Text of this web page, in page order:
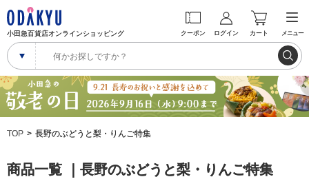
小田急百貨店オンラインショッピング クーポン ログイン カート メニュー
TOP 長野のぶどうと梨・りんご特集
商品一覧 ｜長野のぶどうと梨・りんご特集